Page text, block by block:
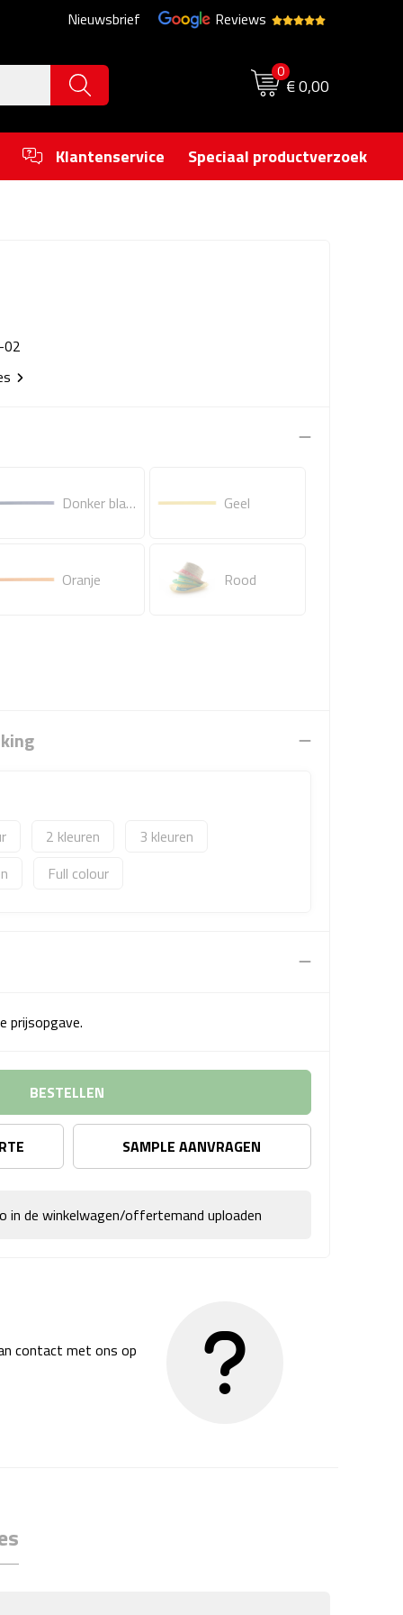
Nieuwsbrief Reviews
0
€ 0,00
Klantenservice Speciaal productverzoek
Donker blauw Geel
Oranje Rood
2
3
Full colour
prijsopgave.
BESTELLEN
SAMPLE AANVRAGEN
in de winkelwagen/offertemand uploaden
contact met ons op